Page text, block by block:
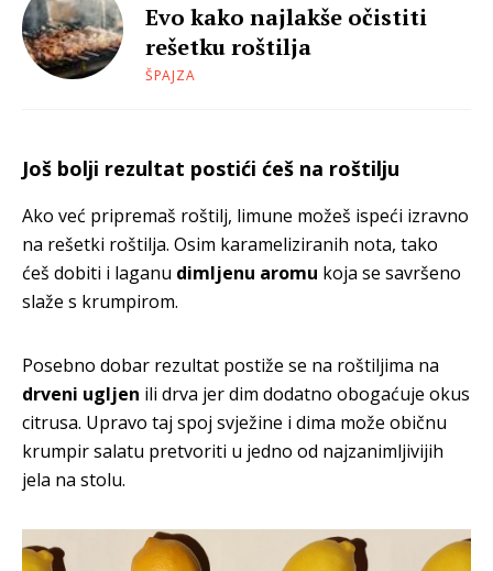
Evo kako najlakše očistiti
rešetku roštilja
ŠPAJZA
Još bolji rezultat postići ćeš na roštilju
Ako već pripremaš roštilj, limune možeš ispeći izravno
na rešetki roštilja. Osim karameliziranih nota, tako
ćeš dobiti i laganu dimljenu aromu koja se savršeno
slaže s krumpirom.
Posebno dobar rezultat postiže se na roštiljima na
drveni ugljen ili drva jer dim dodatno obogaćuje okus
citrusa. Upravo taj spoj svježine i dima može običnu
krumpir salatu pretvoriti u jedno od najzanimljivijih
jela na stolu.